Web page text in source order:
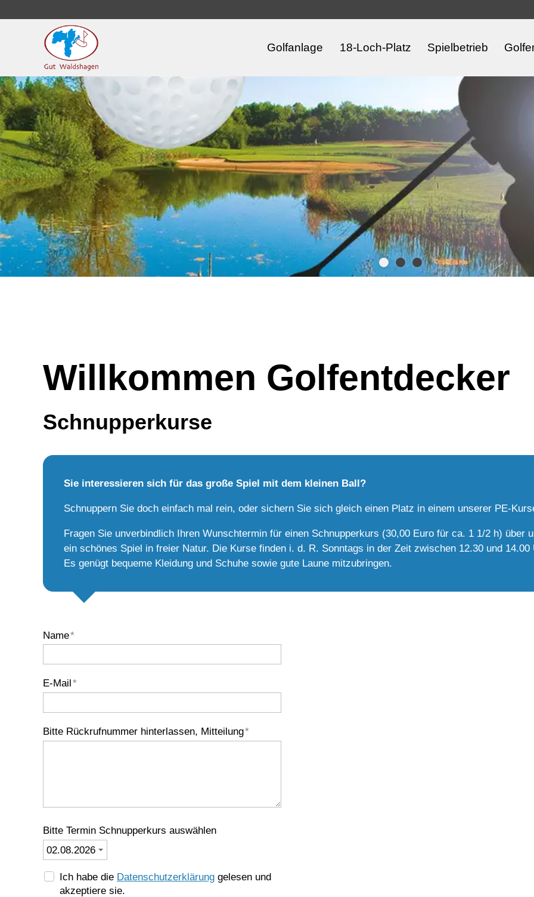
Golfanlage 18-Loch-Platz Spielbetrieb
Willkommen Golfentdecker
Schnupperkurse
Sie interessieren sich für das große Spiel mit dem kleinen Ball?
Schnuppern Sie doch einfach mal rein, oder sichern Sie sich gleich einen Platz in einem unserer PE-
Fragen Sie unverbindlich Ihren Wunschtermin für einen Schnupperkurs (30,00 Euro für ca. 1 1/2 h) über
ein schönes Spiel in freier Natur. Die Kurse finden i. d. R. Sonntags in der Zeit zwischen 12.30 und 14.00
Es genügt bequeme Kleidung und Schuhe sowie gute Laune mitzubringen.
Name*
E-Mail *
Bitte Rückrufnummer hinterlassen, Mitteilung*
Bitte Termin Schnupperkurs auswählen
Ich habe die Datenschutzerklärung gelesen und
akzeptiere sie.